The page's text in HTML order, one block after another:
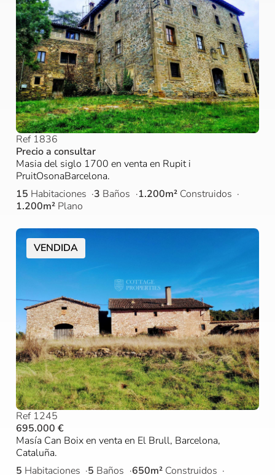
Ref 1836
Precio a consultar
Masia del siglo 1700 en venta en Rupit i
PruitOsonaBarcelona.
15 Habitaciones 3 Baños 1.200m² Construidos
1.200m² Plano
VENDIDA
Ref 1245
695.000 €
Masía Can Boix en venta en El Brull, Barcelona,
Cataluña.
5 Habitaciones 5 Baños 650m² Construidos